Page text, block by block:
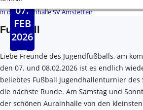
Fussball
07.
FEB
2026
Liebe Freunde des Jugendfußballs, am
den 07. und 08.02.2026 ist es endlich
beliebtes Fußball Jugendhallenturnier des
die nächste Runde. Am Samstag und
der schönen Aurainhalle von den